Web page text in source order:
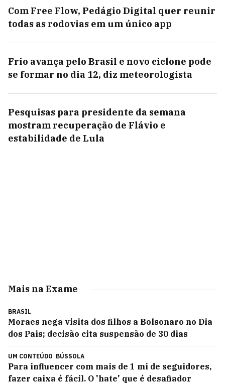
Com Free Flow, Pedágio Digital quer reunir
todas as rodovias em um único app
Frio avança pelo Brasil e novo ciclone pode
se formar no dia 12, diz meteorologista
Pesquisas para presidente da semana
mostram recuperação de Flávio e
estabilidade de Lula
Mais na Exame
BRASIL
Moraes nega visita dos filhos a Bolsonaro no Dia
dos Pais; decisão cita suspensão de 30 dias
UM CONTEÚDO BÚSSOLA
Para influencer com mais de 1 mi de seguidores,
fazer caixa é fácil. O 'hate' que é desafiador